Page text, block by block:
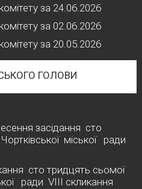
за 24.06.2026
за 02.06.2026
за 20.05.2026
ГОЛОВИ
засідання сто
міської ради
сто тридцять сьомої
ради VІІІ скликання